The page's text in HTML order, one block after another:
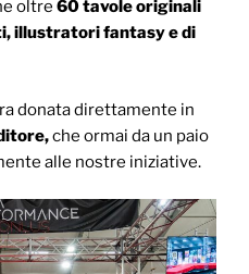
oltre 60 tavole originali
illustratori fantasy e di
donata direttamente in
che ormai da un paio
alle nostre iniziative.